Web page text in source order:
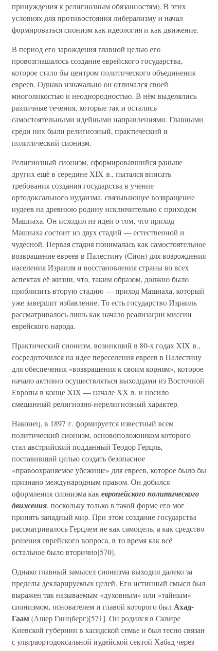
принуждения к религиозным обязанностям). В этих
условиях для противостояния либерализму и начал
формироваться сионизм как идеология и как движение.
В период его зарождения главной целью его
провозглашалось создание еврейского государства,
которое стало бы центром политического объединения
евреев. Однако изначально он отличался своей
многоликостью и неоднородностью. В нём выделялись
различные течения, которые так и остались
самостоятельными идейными направлениями. Главными
среди них были религиозный, практический и
политический сионизм.
Религиозный сионизм, сформировавшийся раньше
других ещё в середине XIX в., пытался вписать
требования создания государства в учение
ортодоксального иудаизма, связывающее возвращение
иудеев на древнюю родину исключительно с приходом
Машиаха. Он исходил из идеи о том, что приход
Машиаха состоит из двух стадий — естественной и
чудесной. Первая стадия понималась как самостоятельное
возвращение евреев в Палестину (Сион) для возрождения
населения Израиля и восстановления страны во всех
аспектах её жизни, что, таким образом, должно было
приблизить вторую стадию — приход Машиаха, который
уже завершит избавление. То есть государство Израиль
рассматривалось лишь как начало реализации миссии
еврейского народа.
Практический сионизм, возникший в 80-х годах XIX в.,
сосредоточился на идее переселения евреев в Палестину
для обеспечения «возвращения к своим корням», которое
начало активно осуществляться выходцами из Восточной
Европы в конце XIX — начале XX в. и носило
смешанный религиозно-нерелигиозный характер.
Наконец, в 1897 г. формируется известный всем
политический сионизм, основоположником которого
стал австрийский подданный Теодор Герцль,
поставивший целью создать безопасное
«правоохраняемое убежище» для евреев, которое было бы
признано международным правом. Он добился
оформления сионизма какевропейского политического
движения, поскольку только в такой форме его мог
принять западный мир. При этом создание государства
рассматривалось Герцлем не как самоцель, а как средство
решения еврейского вопроса, в то время как всё
остальное было вторично[570].
Однако главный замысел сионизма выходил далеко за
пределы декларируемых целей. Его истинный смысл был
выражен так называемым «духовным» или «тайным»
сионизмом, основателем и главой которого былАхад-
Гаам(Ашер Гинцберг)[571]. Он родился в Сквире
Киевской губернии в хасидской семье и был тесно связан
с ультраортодоксальной иудейской сектой Хабад через